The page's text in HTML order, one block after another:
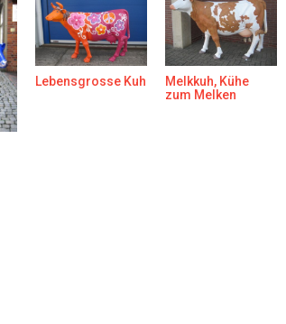
Lebensgrosse Kuh
Melkkuh, Kühe
zum Melken